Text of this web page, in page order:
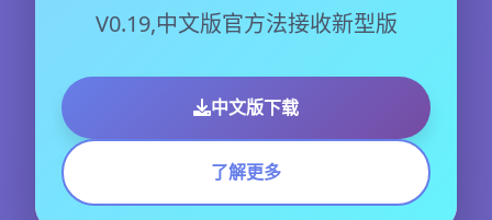
V0.19,中文版官方法接收新型版
中文版下载
了解更多